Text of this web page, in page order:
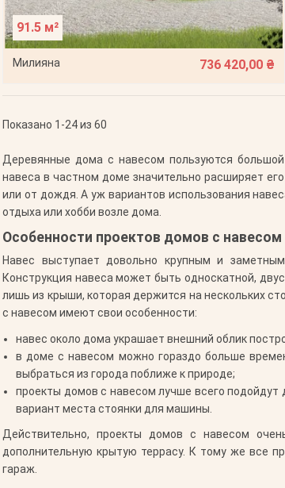
91.5 м²
Милияна 736 420,00 ₴
Показано 1-24 из 60
Деревянные дома с навесом пользуются
навеса в частном доме значительно расширяет
или от дождя. А уж вариантов использования
отдыха или хобби возле дома.
Особенности проектов домов с навесом
Навес выступает довольно крупным и
Конструкция навеса может быть односкатной,
лишь из крыши, которая держится на нескольких
с навесом имеют свои особенности:
навес около дома украшает внешний облик
в доме с навесом можно гораздо больше
выбраться из города поближе к природе;
проекты домов с навесом лучше всего
вариант места стоянки для машины.
Действительно, проекты домов с навесом
дополнительную крытую террасу. К тому же все
гараж.